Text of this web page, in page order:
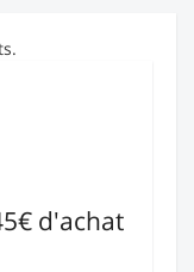
d'achat